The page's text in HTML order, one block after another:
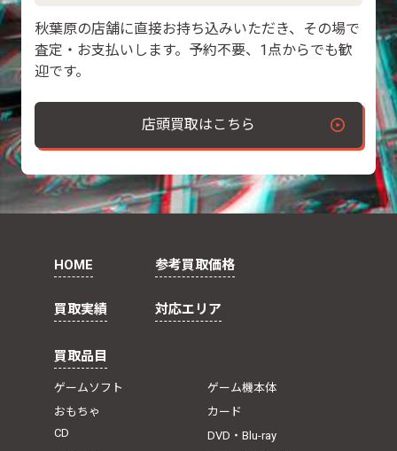
秋葉原の店舗に直接お持ち込みいただき、その場で
査定・お支払いします。予約不要、1点からでも歓
迎です。
店頭買取はこちら
HOME 参考買取価格
買取実績 対応エリア
買取品目
ゲームソフト
ゲーム機本体
おもちゃ
カード
CD
DVD・Blu-ray